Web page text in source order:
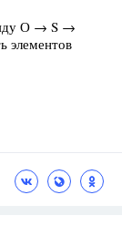
О → S →
элементов